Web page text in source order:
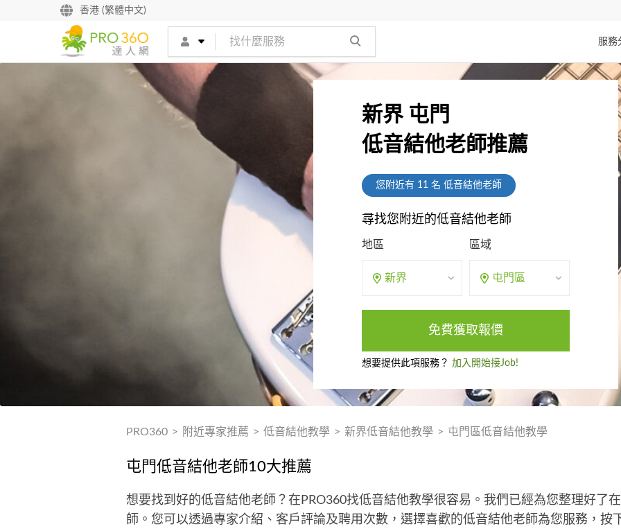
香港 (繁體中文)
服務
新界 屯門
低音結他老師推薦
您附近有 11名 低音結他老師
尋找您附近的低音結他老師
地區
新界
區域
屯門區
免費獲取報價
想要提供此項服務？ 加入開始接Job!
PRO360 > 附近專家推薦 > 低音結他教學 > 新界低音結他教學 > 屯門區低音結他教學
屯門低音結他老師10大推薦
想要找到好的低音結他老師？在PRO360找低音結他教學很容易。我們已經為您整理好了
師。您可以透過專家介紹、客戶評論及聘用次數，選擇喜歡的低音結他老師為您服務，按